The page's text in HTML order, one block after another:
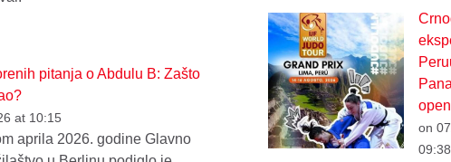
pitanja o Abdulu B: Zašto
at 10:15
aprila 2026. godine Glavno
on
09:38